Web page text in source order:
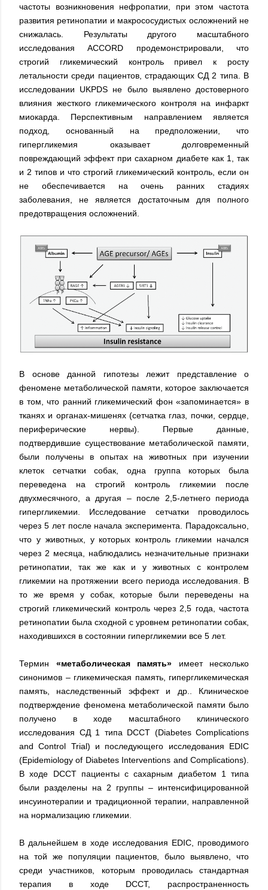
частоты возникновения нефропатии, при этом частота
развития ретинопатии и макрососудистых осложнений не
снижалась. Результаты другого масштабного
исследования ACCORD продемонстрировали, что
строгий гликемический контроль привел к росту
летальности среди пациентов, страдающих СД 2 типа. В
исследовании UKPDS не было выявлено достоверного
влияния жесткого гликемического контроля на инфаркт
миокарда. Перспективным направлением является
подход, основанный на предположении, что
гипергликемия оказывает долговременный
повреждающий эффект при сахарном диабете как 1, так
и 2 типов и что строгий гликемический контроль, если он
не обеспечивается на очень ранних стадиях
заболевания, не является достаточным для полного
предотвращения осложнений.
В основе данной гипотезы лежит представление о
феномене метаболической памяти, которое заключается
в том, что ранний гликемический фон «запоминается» в
тканях и органах-мишенях (сетчатка глаз, почки, сердце,
периферические нервы). Первые данные,
подтвердившие существование метаболической памяти,
были получены в опытах на животных при изучении
клеток сетчатки собак, одна группа которых была
переведена на строгий контроль гликемии после
двухмесячного, а другая – после 2,5-летнего периода
гипергликемии. Исследование сетчатки проводилось
через 5 лет после начала эксперимента. Парадоксально,
что у животных, у которых контроль гликемии начался
через 2 месяца, наблюдались незначительные признаки
ретинопатии, так же как и у животных с контролем
гликемии на протяжении всего периода исследования. В
то же время у собак, которые были переведены на
строгий гликемический контроль через 2,5 года, частота
ретинопатии была сходной с уровнем ретинопатии собак,
находившихся в состоянии гипергликемии все 5 лет.
Термин «метаболическая память» имеет несколько
синонимов – гликемическая память, гипергликемическая
память, наследственный эффект и др.. Клиническое
подтверждение феномена метаболической памяти было
получено в ходе масштабного клинического
исследования СД 1 типа DCCT (Diabetes Complications
and Control Trial) и последующего исследования EDIC
(Epidemiology of Diabetes Interventions and Complications).
В ходе DCCT пациенты с сахарным диабетом 1 типа
были разделены на 2 группы – интенсифицированной
инсуинотерапии и традиционной терапии, направленной
на нормализацию гликемии.
В дальнейшем в ходе исследования EDIC, проводимого
на той же популяции пациентов, было выявлено, что
среди участников, которым проводилась стандартная
терапия в ходе DCCT, распространенность